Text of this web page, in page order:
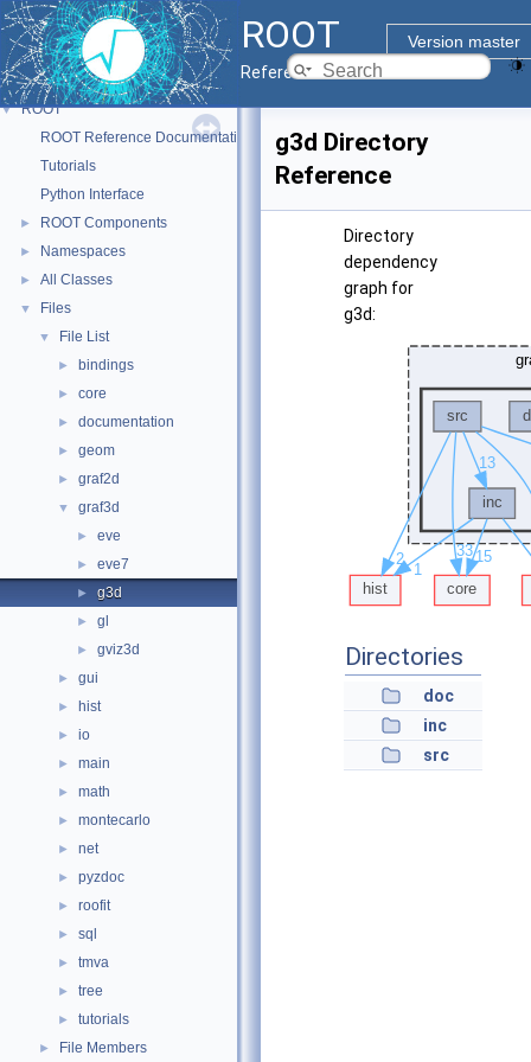
ROOT
Version master
Reference Guide
▼ ROOT
ROOT Reference Documentation
Tutorials
Python Interface
► ROOT Components
► Namespaces
► All Classes
▼ Files
▼ File List
► bindings
► core
► documentation
► geom
► graf2d
▼ graf3d
► eve
► eve7
► g3d
► gl
► gviz3d
► gui
► hist
► io
► main
► math
► montecarlo
► net
► pyzdoc
► roofit
► sql
► tmva
► tree
► tutorials
► File Members
g3d Directory
Reference
Directory
dependency
graph for
g3d:
Directories
doc
inc
src